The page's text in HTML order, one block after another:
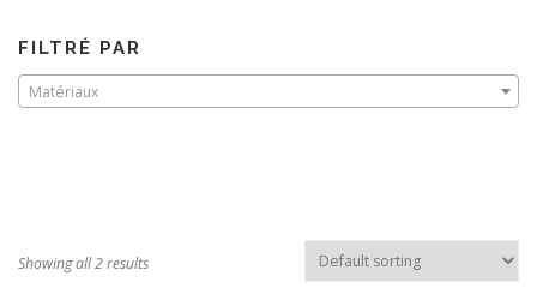
FILTRÉ PAR
Matériaux
Showing all 2 results